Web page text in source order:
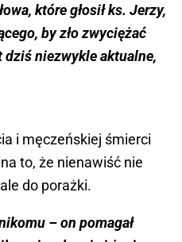
które głosił ks. Jerzy,
by zło zwyciężać
dziś niezwykle aktualne,
i męczeńskiej śmierci
to, że nienawiść nie
do porażki.
– on pomagał